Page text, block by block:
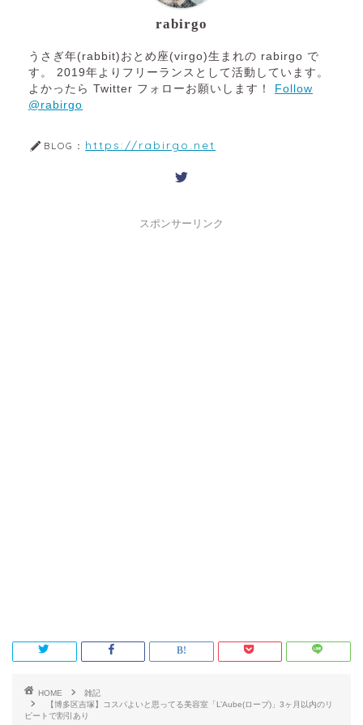
rabirgo
うさぎ年(rabbit)おとめ座(virgo)生まれの rabirgo で
す。 2019年よりフリーランスとして活動しています。
よかったら Twitter フォローお願いします！ Follow
@rabirgo
BLOG： https://rabirgo.net
スポンサーリンク
HOME
雑記
【博多区吉塚】コスパよいと思ってる美容室「L’Aube(ローブ)」3ヶ月以内のリ
ピートで割引あり